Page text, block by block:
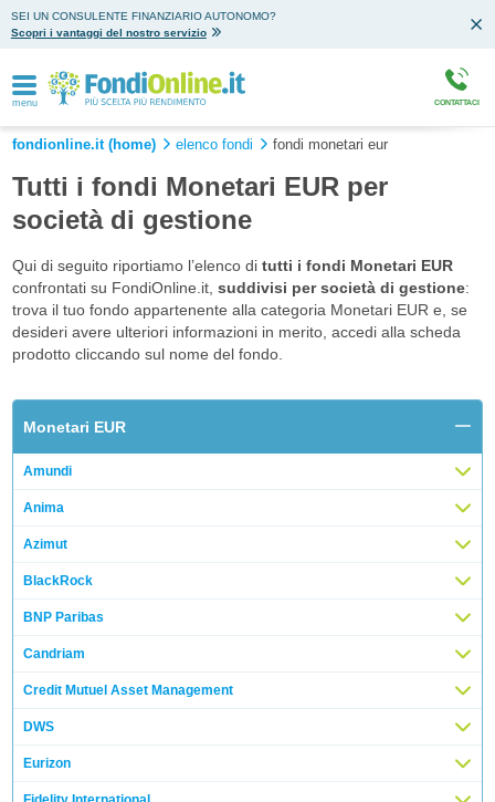
SEI UN CONSULENTE FINANZIARIO AUTONOMO?
Scopri i vantaggi del nostro servizio
menu CONTATTACI
fondionline.it (home) elenco fondi fondi monetari eur
Tutti i fondi Monetari EUR per
società di gestione
Qui di seguito riportiamo l’elenco di tutti i fondi Monetari EUR
confrontati su FondiOnline.it, suddivisi per società di gestione:
trova il tuo fondo appartenente alla categoria Monetari EUR e, se
desideri avere ulteriori informazioni in merito, accedi alla scheda
prodotto cliccando sul nome del fondo.
Monetari EUR
Amundi
Anima
Azimut
BlackRock
BNP Paribas
Candriam
Credit Mutuel Asset Management
DWS
Eurizon